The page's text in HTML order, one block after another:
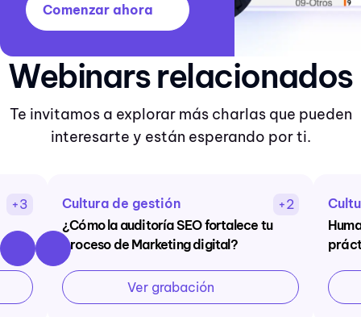
Comenzar ahora
Webinars relacionados
Te invitamos a explorar más charlas que pueden
interesarte y están esperando por ti.
+3 Cultura de gestión
+2
¿Cómo la auditoría SEO fortalece tu
proceso de Marketing digital?
Ver grabación